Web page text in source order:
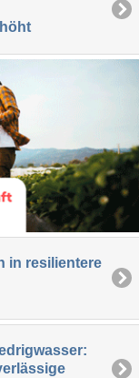
in resilientere